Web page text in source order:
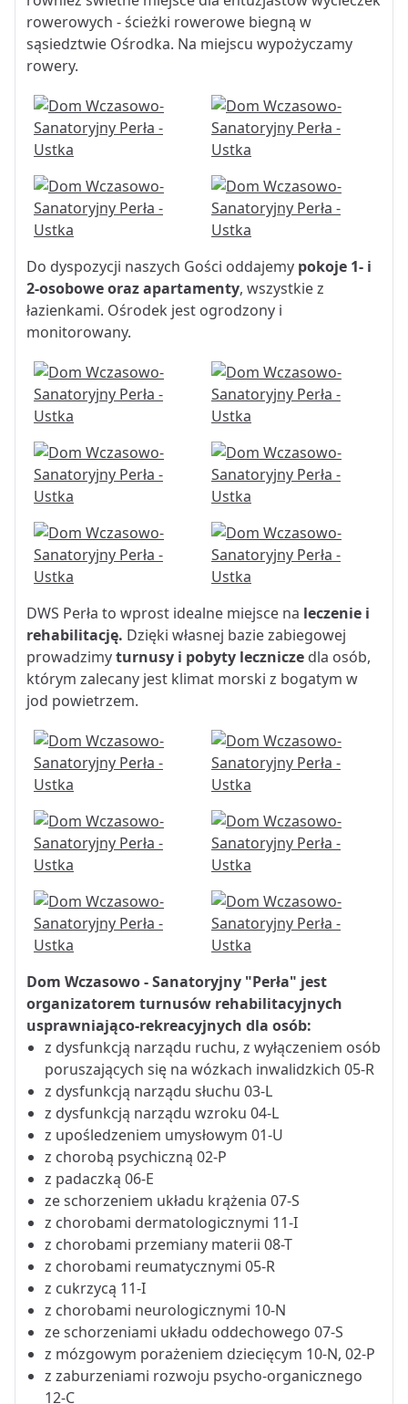
rowerowych - ścieżki rowerowe biegną w
sąsiedztwie Ośrodka. Na miejscu wypożyczamy
rowery.
Do dyspozycji naszych Gości oddajemy pokoje 1- i
2-osobowe oraz apartamenty, wszystkie z
łazienkami. Ośrodek jest ogrodzony i
monitorowany.
DWS Perła to wprost idealne miejsce na leczenie i
rehabilitację. Dzięki własnej bazie zabiegowej
prowadzimyturnusy i pobyty lecznicze dla osób,
którym zalecany jest klimat morski z bogatym w
jod powietrzem.
Dom Wczasowo - Sanatoryjny "Perła" jest
organizatorem turnusów rehabilitacyjnych
usprawniająco-rekreacyjnych dla osób:
z dysfunkcją narządu ruchu, z wyłączeniem osób
poruszających się na wózkach inwalidzkich 05-R
z dysfunkcją narządu słuchu 03-L
z dysfunkcją narządu wzroku 04-L
z upośledzeniem umysłowym 01-U
z chorobą psychiczną 02-P
z padaczką 06-E
ze schorzeniem układu krążenia 07-S
z chorobami dermatologicznymi 11-I
z chorobami przemiany materii 08-T
z chorobami reumatycznymi 05-R
z cukrzycą 11-I
z chorobami neurologicznymi 10-N
ze schorzeniami układu oddechowego 07-S
z mózgowym porażeniem dziecięcym 10-N, 02-P
z zaburzeniami rozwoju psycho-organicznego
12-C